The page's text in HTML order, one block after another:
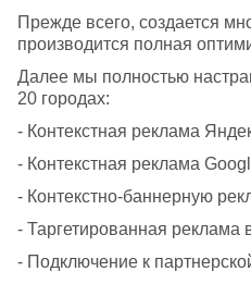
Прежде всего, создается
производится полная
Далее мы полностью
20 городах:
- Контекстная реклама
- Контекстная реклама
- Контекстно-баннерную
- Таргетированная реклама
- Подключение к